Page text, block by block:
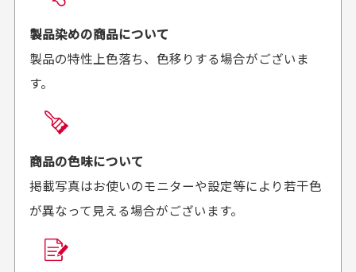
がとうございます。丁寧
に梱包されていて、商品
の状態も良好でした。気
があればよろしくお願い
来ました。またお願いし
お届け希望日時をご指定頂けます。
ご注文時にご指定下さい。
商品の受け渡しは、ゆうパックでの配送のみとさせて
頂いております。
商品購入からどれくらいで発送してもらえます
か？
製品染めの商品について
製品の特性上色落ち、色移りする場合がございま
す。
商品の色味について
掲載写真はお使いのモニターや設定等により若干色
が異なって見える場合がございます。